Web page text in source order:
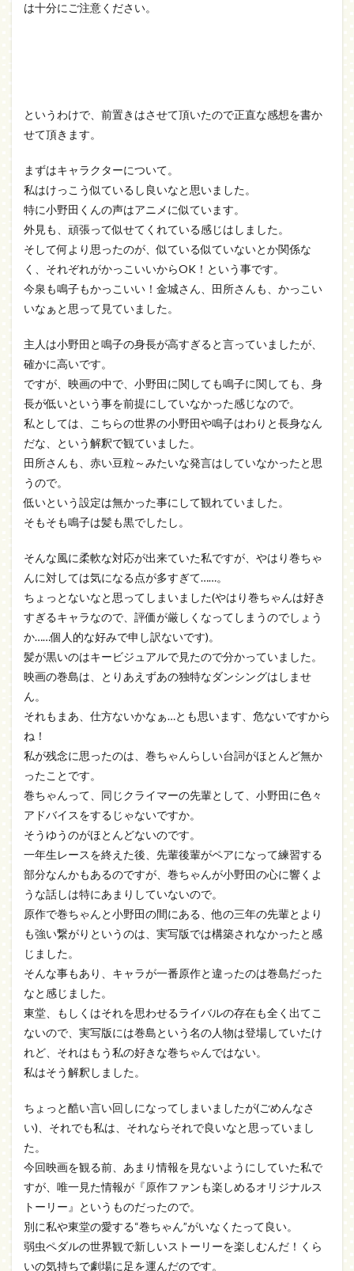
は十分にご注意ください。
というわけで、前置きはさせて頂いたので正直な感想を書か
せて頂きます。
まずはキャラクターについて。
私はけっこう似ているし良いなと思いました。
特に小野田くんの声はアニメに似ています。
外見も、頑張って似せてくれている感じはしました。
そして何より思ったのが、似ている似ていないとか関係な
く、それぞれがかっこいいからOK！という事です。
今泉も鳴子もかっこいい！金城さん、田所さんも、かっこい
いなぁと思って見ていました。
主人は小野田と鳴子の身長が高すぎると言っていましたが、
確かに高いです。
ですが、映画の中で、小野田に関しても鳴子に関しても、身
長が低いという事を前提にしていなかった感じなので。
私としては、こちらの世界の小野田や鳴子はわりと長身なん
だな、という解釈で観ていました。
田所さんも、赤い豆粒～みたいな発言はしていなかったと思
うので。
低いという設定は無かった事にして観れていました。
そもそも鳴子は髪も黒でしたし。
そんな風に柔軟な対応が出来ていた私ですが、やはり巻ちゃ
んに対しては気になる点が多すぎて……。
ちょっとないなと思ってしまいました(やはり巻ちゃんは好き
すぎるキャラなので、評価が厳しくなってしまうのでしょう
か……個人的な好みで申し訳ないです)。
髪が黒いのはキービジュアルで見たので分かっていました。
映画の巻島は、とりあえずあの独特なダンシングはしませ
ん。
それもまあ、仕方ないかなぁ…とも思います、危ないですから
ね！
私が残念に思ったのは、巻ちゃんらしい台詞がほとんど無か
ったことです。
巻ちゃんって、同じクライマーの先輩として、小野田に色々
アドバイスをするじゃないですか。
そうゆうのがほとんどないのです。
一年生レースを終えた後、先輩後輩がペアになって練習する
部分なんかもあるのですが、巻ちゃんが小野田の心に響くよ
うな話しは特にあまりしていないので。
原作で巻ちゃんと小野田の間にある、他の三年の先輩とより
も強い繋がりというのは、実写版では構築されなかったと感
じました。
そんな事もあり、キャラが一番原作と違ったのは巻島だった
なと感じました。
東堂、もしくはそれを思わせるライバルの存在も全く出てこ
ないので、実写版には巻島という名の人物は登場していたけ
れど、それはもう私の好きな巻ちゃんではない。
私はそう解釈しました。
ちょっと酷い言い回しになってしまいましたが(ごめんなさ
い)、それでも私は、それならそれで良いなと思っていまし
た。
今回映画を観る前、あまり情報を見ないようにしていた私で
すが、唯一見た情報が『原作ファンも楽しめるオリジナルス
トーリー』というものだったので。
別に私や東堂の愛する“巻ちゃん”がいなくたって良い。
弱虫ペダルの世界観で新しいストーリーを楽しむんだ！くら
いの気持ちで劇場に足を運んだのです。